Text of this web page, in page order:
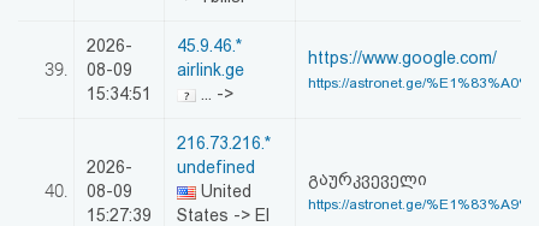
39.
2026-
08-09
15:34:51
45.9.46.*
airlink.ge
... ->
https://www.google.com/
https://astronet.ge/
40.
2026-
08-09
15:27:39
216.73.216.*
undefined
United
States -> El
გაურკვეველი
https://astronet.ge/